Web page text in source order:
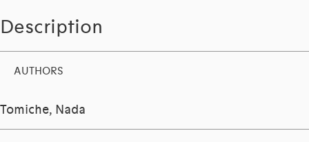
Description
AUTHORS
Tomiche, Nada